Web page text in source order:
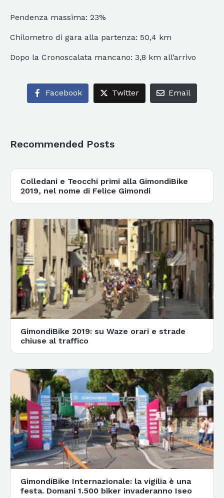
Pendenza massima: 23%
Chilometro di gara alla partenza: 50,4 km
Dopo la Cronoscalata mancano: 3,8 km all’arrivo
Facebook Twitter Email
Recommended Posts
Colledani e Teocchi primi alla GimondiBike
2019, nel nome di Felice Gimondi
GimondiBike 2019: su Waze orari e strade
chiuse al traffico
GimondiBike Internazionale: la vigilia è una
festa. Domani 1.500 biker invaderanno Iseo